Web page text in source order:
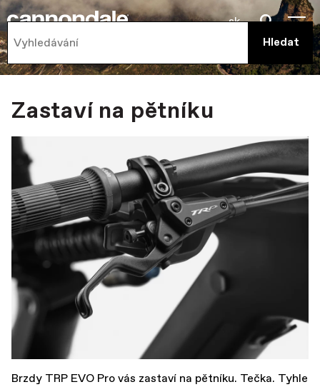
sk
Zastaví na pětníku
Brzdy TRP EVO Pro vás zastaví na pětníku. Tečka. Tyhle